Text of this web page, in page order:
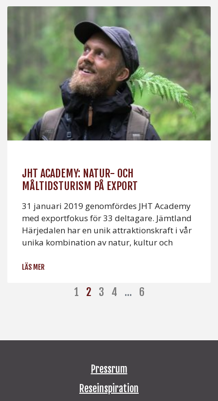
JHT ACADEMY: NATUR- OCH
MÅLTIDSTURISM PÅ EXPORT
31 januari 2019 genomfördes JHT Academy
med exportfokus för 33 deltagare. Jämtland
Härjedalen har en unik attraktionskraft i vår
unika kombination av natur, kultur och
LÄS MER
1 2 3 4 … 6
Pressrum
Reseinspiration